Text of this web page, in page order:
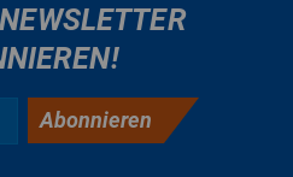
Abonnieren